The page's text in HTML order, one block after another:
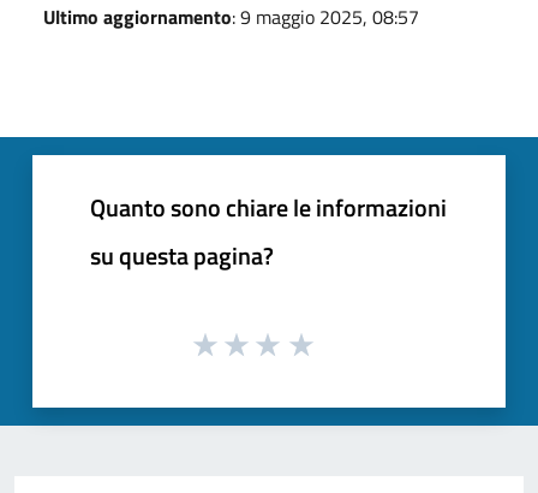
Ultimo aggiornamento: 9 maggio 2025, 08:57
Quanto sono chiare le informazioni
su questa pagina?